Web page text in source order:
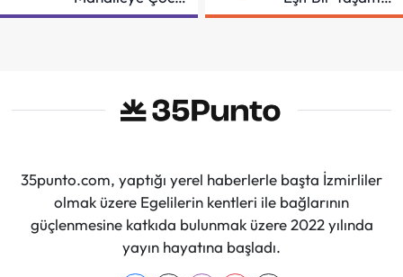
Şenliği
İçin Mücadeleyi
35punto.com, yaptığı yerel haberlerle başta İzmirliler
olmak üzere Egelilerin kentleri ile bağlarının
güçlenmesine katkıda bulunmak üzere 2022 yılında
yayın hayatına başladı.